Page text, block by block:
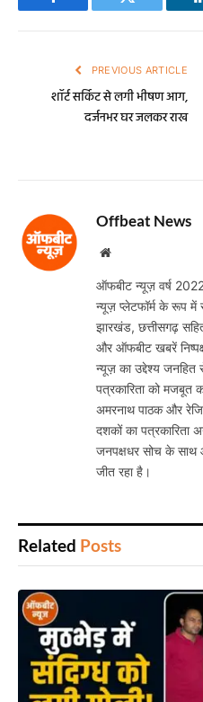
Facebook Twitter
PREVIOUS ARTICLE
शॉर्ट सर्किट से लगी भीषण आग,
दर्जनभर घर जलकर राख
Offbeat News
Website
ऑफबीट न्यूज़ वर्ष
न्यूज़ प्लेटफॉर्म के रूप में
झारखंड, छत्तीसगढ़
और ऑफबीट खबरें
न्यूज़ का उद्देश्य जनहित
पत्रकारिता को मजबूत
अमरनाथ पाठक और
दशकों का पत्रकारिता
जनपक्षधर सोच के साथ
जीत रहा है।
Related Posts